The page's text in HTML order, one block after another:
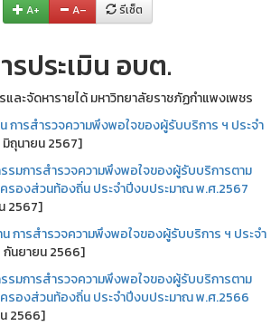
A+ A– รีเซ็ต
รประเมิน อบต.
และจัดหารายได้ มหาวิทยาลัยราชภัฏกำแพงเพชร
การสำรวจความพึงพอใจของผู้รับบริการ ฯ ประจำ
มิถุนายน 2567]
มการสำรวจความพึงพอใจของผู้รับบริการตาม
รองส่วนท้องถิ่น ประจำปีงบประมาณ พ.ศ.2567
2567]
น การสำรวจความพึงพอใจของผู้รับบริการ ฯ ประจำ
กันยายน 2566]
มการสำรวจความพึงพอใจของผู้รับบริการตาม
รองส่วนท้องถิ่น ประจำปีงบประมาณ พ.ศ.2566
2566]